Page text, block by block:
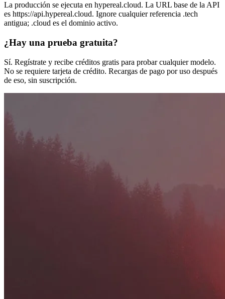
La producción se ejecuta en hypereal.cloud. La URL base de la API
es https://api.hypereal.cloud. Ignore cualquier referencia .tech
antigua; .cloud es el dominio activo.
¿Hay una prueba gratuita?
Sí. Regístrate y recibe créditos gratis para probar cualquier modelo.
No se requiere tarjeta de crédito. Recargas de pago por uso después
de eso, sin suscripción.